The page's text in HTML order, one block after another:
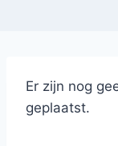
Er zijn nog
geplaatst.